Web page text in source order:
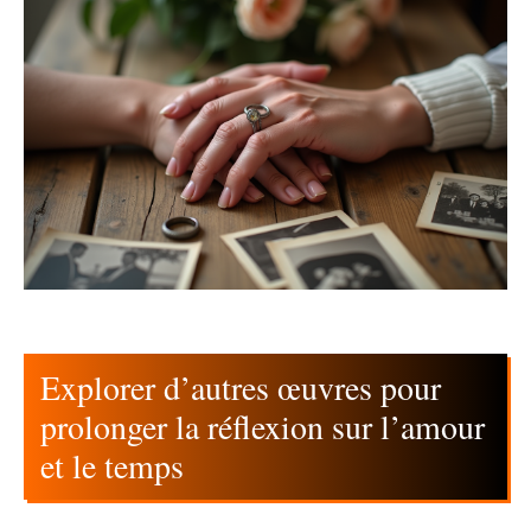
Explorer d’autres œuvres pour
prolonger la réflexion sur l’amour
et le temps